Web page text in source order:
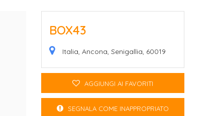
BOX43
Italia, Ancona, Senigallia, 60019
AGGIUNGI AI FAVORITI
SEGNALA COME INAPPROPRIATO